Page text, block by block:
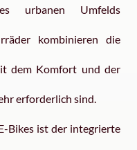
urbanen Umfelds
kombinieren die
dem Komfort und der
erforderlich sind.
Bikes ist der integrierte